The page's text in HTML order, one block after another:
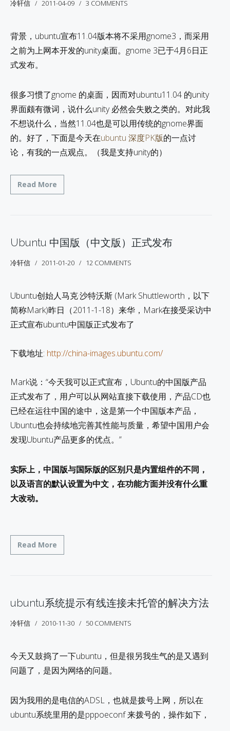
冷轩信 2011-04-09 3 COMMENTS
背景，ubuntu宣布11.04版本将不采用gnome3，而采用
之前为上网本开发的unity桌面。gnome 3已于4月6日正
式发布。
很多习惯了gnome 的桌面，因而对ubuntu11.04 的unity
界面颇有微词，说什么unity 必然会失败之类的。对此我
不想说什么，当然11.04也是可以用传统的gnome界面
的。好了，下面是今天在ubuntu 深度PK版的一点讨
论，有我的一点观点。（我是支持unity的）
Read More
Ubuntu 中国版（中文版）正式发布
冷轩信 2011-01-20 12 COMMENTS
Ubuntu创始人马克·沙特沃斯 (Mark Shuttleworth，以下
简称Mark)昨日（2011-1-18）来华，Mark在接受采访中
正式宣布ubuntu中国版正式发布了
下载地址: http://china-images.ubuntu.com/
Mark说：“今天我可以正式宣布，Ubuntu的中国版产品
正式发布了，用户可以从网站直接下载使用，产品CD也
已经在运往中国的途中，这是第一个中国版本产品，
Ubuntu也会持续地完善其性能与质量，希望中国用户会
发现Ubuntu产品更多的优点。”
实际上，中国版与国际版的区别只是内置组件的不同，
以及语言的默认设置为中文，在功能方面并没有什么重
大改动。
Read More
ubuntu系统提示有线连接未托管的解决方法
冷轩信 2010-11-30 50 COMMENTS
今天又鼓捣了一下ubuntu，但是很另我生气的是又遇到
问题了，是因为网络的问题。
因为我用的是电信的ADSL，也就是拨号上网，所以在
ubuntu系统里用的是pppoeconf 来拨号的，操作如下，